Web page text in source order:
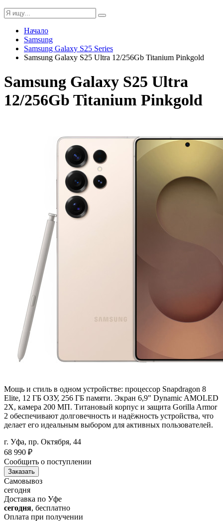
Начало
Samsung
Samsung Galaxy S25 Series
Samsung Galaxy S25 Ultra 12/256Gb Titanium Pinkgold
Samsung Galaxy S25 Ultra
12/256Gb Titanium Pinkgold
Мощь и стиль в одном устройстве: процессор Snapdragon 8
Elite, 12 ГБ ОЗУ, 256 ГБ памяти. Экран 6,9" Dynamic AMOLED
2X, камера 200 МП. Титановый корпус и защита Gorilla Armor
2 обеспечивают долговечность и надёжность устройства, что
делает его идеальным выбором для активных пользователей.
г. Уфа, пр. Октября, 44
68 990 ₽
Сообщить о поступлении
Заказать
Самовывоз
сегодня
Доставка по Уфе
сегодня, бесплатно
Оплата при получении